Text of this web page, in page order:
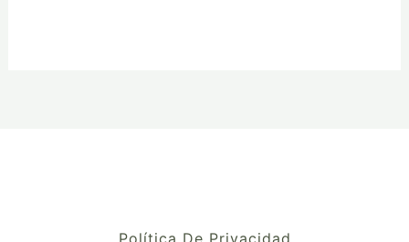
Política De Privacidad